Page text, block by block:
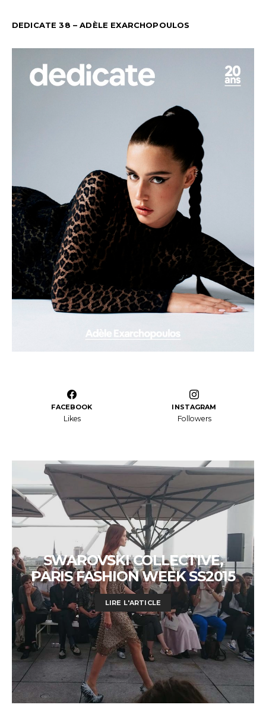
DEDICATE 38 – ADÈLE EXARCHOPOULOS
FACEBOOK
Likes
INSTAGRAM
Followers
SWAROVSKI COLLECTIVE,
PARIS FASHION WEEK SS2015
LIRE L'ARTICLE